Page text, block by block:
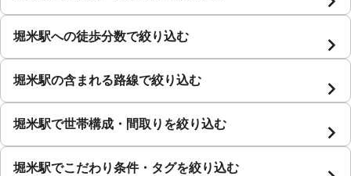
堀米駅への徒歩分数で絞り込む
堀米駅の含まれる路線で絞り込む
堀米駅で世帯構成・間取りを絞り込む
堀米駅でこだわり条件・タグを絞り込む